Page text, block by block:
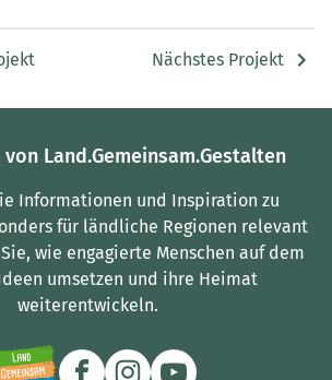
Nächstes Projekt
Land.Gemeinsam.Gestalten
Informationen und Inspiration zu
für ländliche Regionen relevant
wie engagierte Menschen auf dem
umsetzen und ihre Heimat
weiterentwickeln.